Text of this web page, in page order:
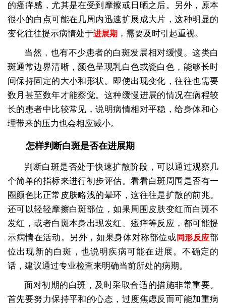
的瘙痒感，尤其是在受到摩擦或日晒之后。另外，原本
很小的白点可能在几周内迅速扩展成大片，这种明显的
变化往往提示病情处于进展期 ，需要及时引起重视。
当然，也有不少患者的白斑发展相对缓慢。这类白
斑通常边界清晰，颜色呈现乳白色或瓷白色，能够长时
间保持固定的大小和形状。即使出现变化，往往也需要
数月甚至数年才能察觉。这种缓慢进展的情况在病程较
长的患者中比较常见，说明病情相对平稳，给身体和心
理带来的压力也会相应减小。
怎样判断白斑是否在进展期
判断白斑是否处于快速扩散阶段，可以通过观察几
个简单的指标来进行初步评估。看看白斑周围是否有一
圈颜色比正常皮肤略浅的晕环，这往往是扩散的前兆。
还可以轻轻摩擦白斑部位，如果周围皮肤变红而白斑不
发红，或者白斑本身出现发红、瘙痒等反应，都可能提
示病情在活动。另外，如果身体对称部位或 同形反应部
位出现新的白斑，也说明疾病可能在进展。不确定的
话，建议通过专业检查来明确当前所处的病期。
面对初期的白斑，及时采取合适的措施非常重要。
首先要努力保持平和的心态，过度焦虑反而可能加重病